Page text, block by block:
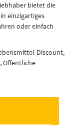
bietet die
einzigartiges
oder einfach
Discount,
Öffentliche